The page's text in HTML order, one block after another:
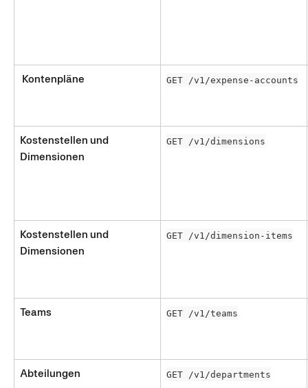
Kontenpläne GET /v1/expense-accounts
Kostenstellen und
Dimensionen
GET /v1/dimensions
Kostenstellen und
Dimensionen
GET /v1/dimension-items
Teams GET /v1/teams
Abteilungen GET /v1/departments